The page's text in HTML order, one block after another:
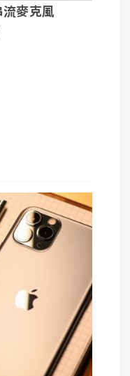
結並操控，如果手
開始使用Vibe App
整功能，您可以
麥克風